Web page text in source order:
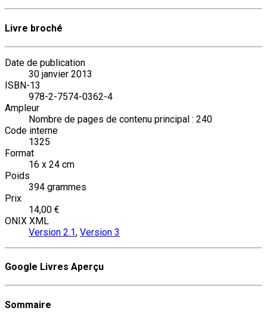
Livre broché
Date de publication
30 janvier 2013
ISBN-13
978-2-7574-0362-4
Ampleur
Nombre de pages de contenu principal : 240
Code interne
1325
Format
16 x 24 cm
Poids
394 grammes
Prix
14,00 €
ONIX XML
Version 2.1, Version 3
Google Livres Aperçu
Sommaire